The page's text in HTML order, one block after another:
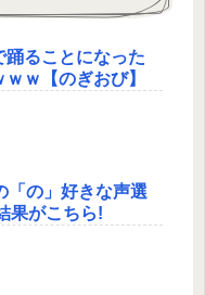
踊ることになった
ｗ【のぎおび】
「の」好きな声選
果がこちら!